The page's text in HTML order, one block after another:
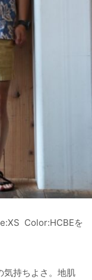
Color:HCBEを
気持ちよさ。地肌